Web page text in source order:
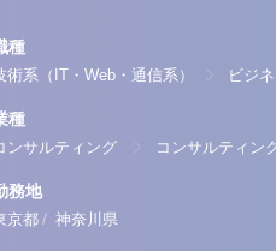
種
術系（IT・Web・通信系） ビジ
種
ンサルティング コンサルティン
務地
京都 / 神奈川県